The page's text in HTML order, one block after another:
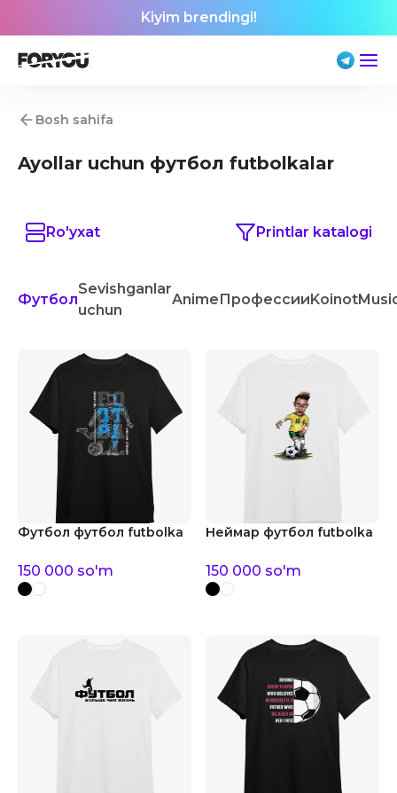
Kiyim brendingi!
Bosh sahifa
Ayollar uchun футбол futbolkalar
Ro'yxat Printlar katalogi
Футбол
Sevishganlar
uchun
AnimeПрофессииKoinot
Футбол футбол futbolka
150 000 so'm
Неймар футбол futbolka
150 000 so'm